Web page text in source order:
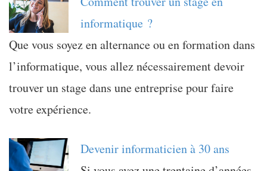
informatique ?
Que vous soyez en alternance ou en formation dans
l’informatique, vous allez nécessairement devoir
trouver un stage dans une entreprise pour faire
votre expérience.
Devenir informaticien à 30 ans